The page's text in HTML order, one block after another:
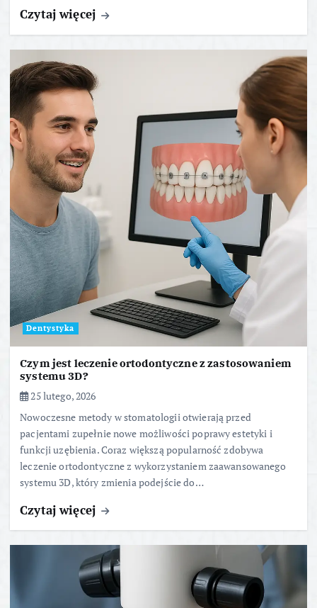
Czytaj więcej
Dentystyka
Czym jest leczenie ortodontyczne z zastosowaniem
systemu 3D?
25 lutego, 2026
Nowoczesne metody w stomatologii otwierają przed
pacjentami zupełnie nowe możliwości poprawy estetyki i
funkcji uzębienia. Coraz większą popularność zdobywa
leczenie ortodontyczne z wykorzystaniem zaawansowanego
systemu 3D, który zmienia podejście do…
Czytaj więcej